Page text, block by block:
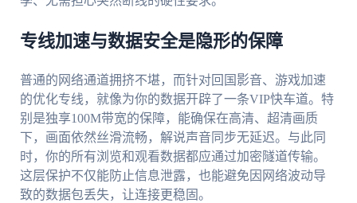
专线加速与数据安全是隐形的保障
普通的网络通道拥挤不堪，而针对回国影音、游戏加速
的优化专线，就像为你的数据开辟了一条VIP快车道。特
别是独享100M带宽的保障，能确保在高清、超清画质
下，画面依然丝滑流畅，解说声音同步无延迟。与此同
时，你的所有浏览和观看数据都应通过加密隧道传输。
这层保护不仅能防止信息泄露，也能避免因网络波动导
致的数据包丢失，让连接更稳固。